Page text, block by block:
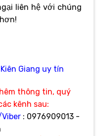
liên hệ với chúng
Giang uy tín
thông tin, quý
kênh sau:
: 0976909013 -